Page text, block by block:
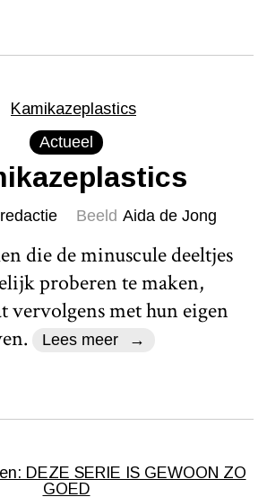
Actueel
Beeld Aida de Jong
die de minuscule deeltjes
proberen te maken,
vervolgens met hun eigen
Lees meer